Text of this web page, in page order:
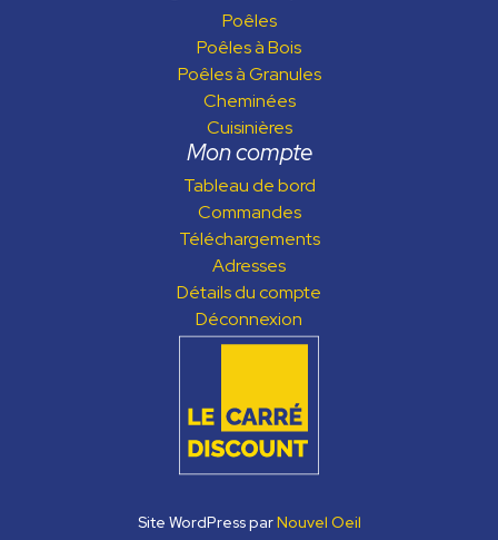
Poêles
Poêles à Bois
Poêles à Granules
Cheminées
Cuisinières
Mon compte
Tableau de bord
Commandes
Téléchargements
Adresses
Détails du compte
Déconnexion
Site WordPress parNouvel Oeil